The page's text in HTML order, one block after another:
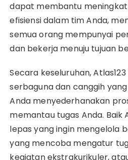
dapat membantu
efisiensi dalam tim Anda,
semua orang mempunyai
dan bekerja menuju tujuan
Secara keseluruhan,
serbaguna dan canggih
Anda menyederhanakan
memantau tugas Anda. Baik
lepas yang ingin mengelola
yang mencoba mengatur
kegiatan ekstrakurikuler,